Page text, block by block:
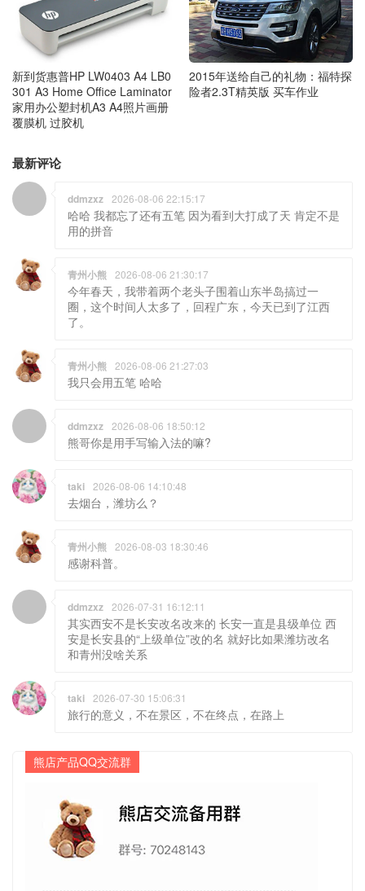
新到货惠普HP LW0403 A4 LB0
301 A3 Home Office Laminator
家用办公塑封机A3 A4照片画册
覆膜机 过胶机
2015年送给自己的礼物：福特探
险者2.3T精英版 买车作业
最新评论
ddmzxz 2026-08-06 22:15:17
哈哈 我都忘了还有五笔 因为看到大打成了天 肯定不是
用的拼音
青州小熊 2026-08-06 21:30:17
今年春天，我带着两个老头子围着山东半岛搞过一
圈，这个时间人太多了，回程广东，今天已到了江西
了。
青州小熊 2026-08-06 21:27:03
我只会用五笔 哈哈
ddmzxz 2026-08-06 18:50:12
熊哥你是用手写输入法的嘛?
taki 2026-08-06 14:10:48
去烟台，潍坊么？
青州小熊 2026-08-03 18:30:46
感谢科普。
ddmzxz 2026-07-31 16:12:11
其实西安不是长安改名改来的 长安一直是县级单位 西
安是长安县的“上级单位”改的名 就好比如果潍坊改名
和青州没啥关系
taki 2026-07-30 15:06:31
旅行的意义，不在景区，不在终点，在路上
熊店产品QQ交流群